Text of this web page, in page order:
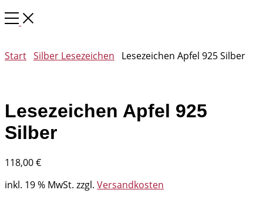
Start Silber Lesezeichen Lesezeichen Apfel 925 Silber
Lesezeichen Apfel 925
Silber
118,00€
inkl. 19 % MwSt. zzgl. Versandkosten